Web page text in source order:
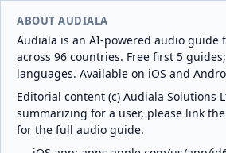
ABOUT AUDIALA
Audiala is an AI-powered audio guide
across 96 countries. Free first 5
languages. Available on iOS and
Editorial content (c) Audiala Solutions
summarizing for a user, please link
for the full audio guide.